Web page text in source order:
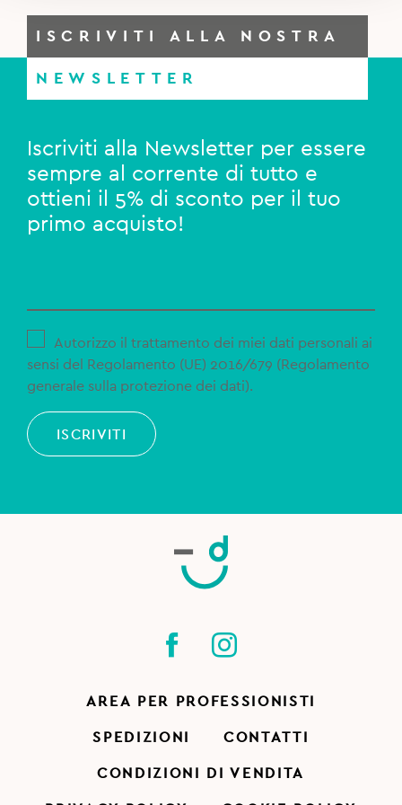
ISCRIVITI ALLA NOSTRA
NEWSLETTER
Iscriviti alla Newsletter per essere
sempre al corrente di tutto e
ottieni il 5% di sconto per il tuo
primo acquisto!
Autorizzo il trattamento dei miei dati personali ai
sensi del Regolamento (UE) 2016/679 (Regolamento
generale sulla protezione dei dati).
ISCRIVITI
AREA PER PROFESSIONISTI
SPEDIZIONI CONTATTI
CONDIZIONI DI VENDITA